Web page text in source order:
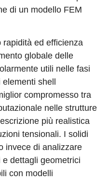
di un modello FEM
rapidità ed efficienza
globale delle
utili nelle fasi
shell
compromesso tra
nelle strutture
più realistica
tensionali. I solidi
invece di analizzare
dettagli geometrici
con modelli